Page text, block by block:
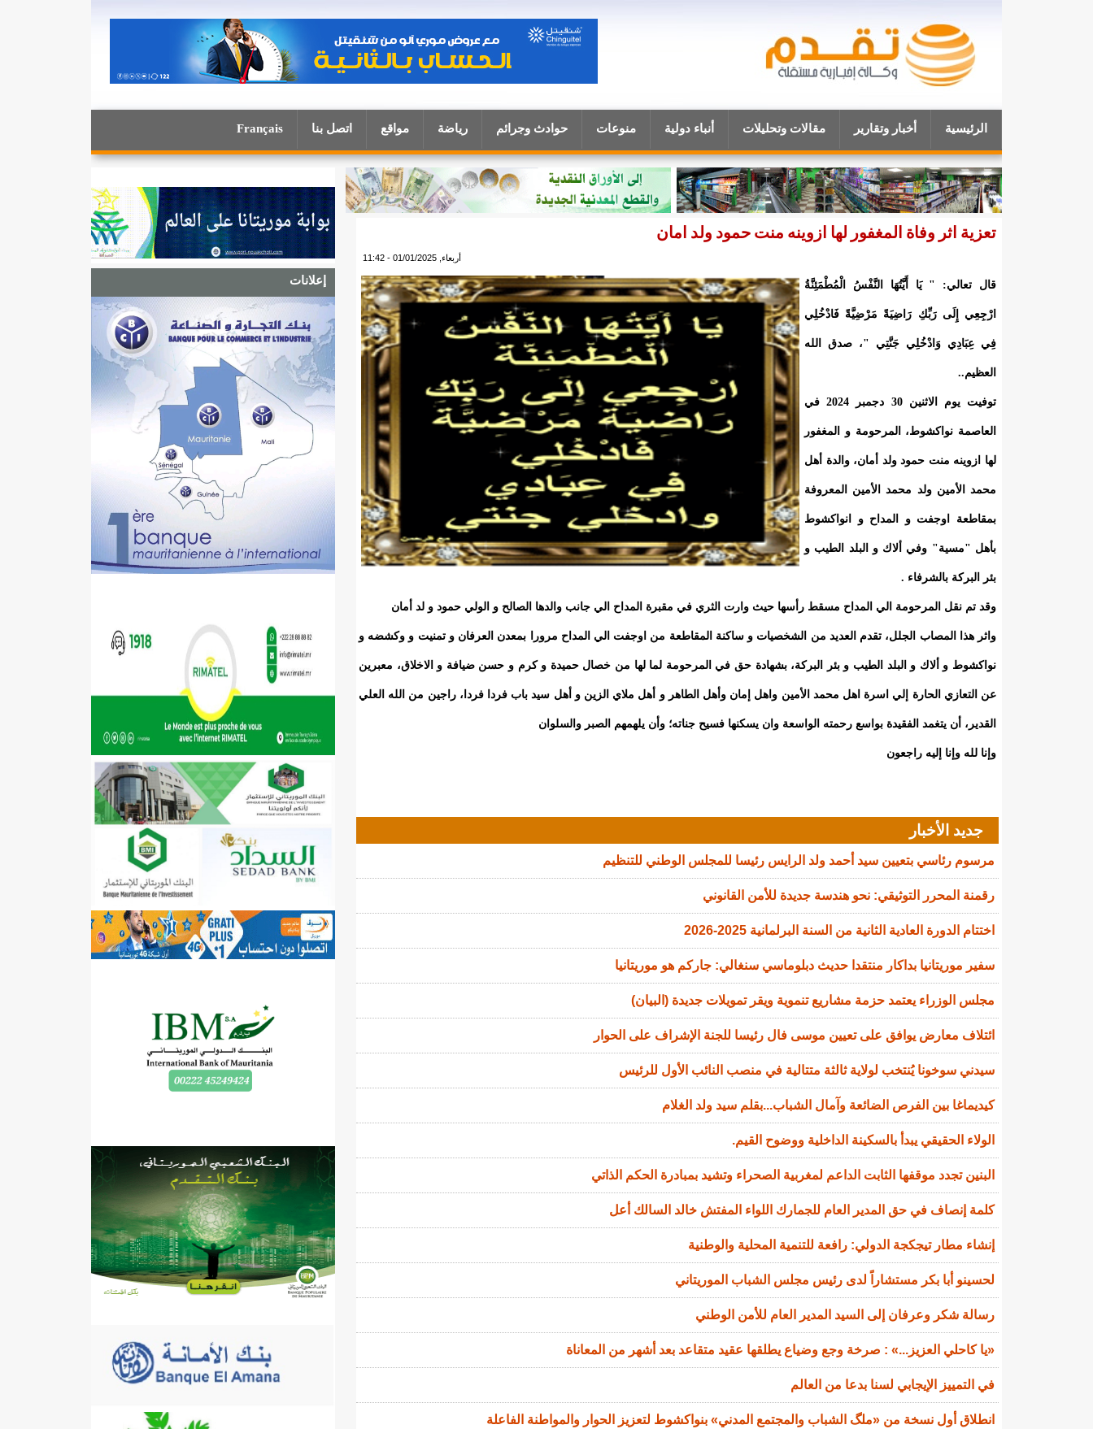
الرئيسية أخبار وتقارير مقالات وتحليلات أنباء دولية منوعات حوادث وجرائم رياضة مواقع اتصل بنا Français
إعلانات
تعزية اثر وفاة المغفور لها ازوينه منت حمود ولد امان
أربعاء, 01/01/2025 - 11:42
قال تعالي: " يَا أَيَّتُهَا النَّفْسُ الْمُطْمَئِنَّةُ
ارْجِعِي إِلَى رَبِّكِ رَاضِيَةً مَرْضِيَّةً فَادْخُلِي
فِي عِبَادِي وَادْخُلِي جَنَّتِي "، صدق الله
العظيم..
توفيت يوم الاثنين 30 دجمبر 2024 في
العاصمة نواكشوط، المرحومة و المغفور
لها ازوينه منت حمود ولد أمان، والدة أهل
محمد الأمين ولد محمد الأمين المعروفة
بمقاطعة اوجفت و المداح و انواكشوط
بأهل "مسية" وفي ألاك و البلد الطيب و
بئر البركة بالشرفاء .
وقد تم نقل المرحومة الي المداح مسقط رأسها حيث وارت الثري في مقبرة المداح الي جانب والدها الصالح و الولي حمود و لد أمان
واثر هذا المصاب الجلل، تقدم العديد من الشخصيات و ساكنة المقاطعة من اوجفت الي المداح مرورا بمعدن العرفان و تمنيت و وكشضه و
نواكشوط و ألاك و البلد الطيب و بئر البركة، بشهادة حق في المرحومة لما لها من خصال حميدة و كرم و حسن ضيافة و الاخلاق، معبرين
عن التعازي الحارة إلي اسرة اهل محمد الأمين واهل إمان وأهل الطاهر و أهل ملاي الزين و أهل سيد باب فردا فردا، راجين من الله العلي
القدير، أن يتغمد الفقيدة بواسع رحمته الواسعة وان يسكنها فسيح جناته؛ وأن يلهمهم الصبر والسلوان
وإنا لله وإنا إليه راجعون
جديد الأخبار
مرسوم رئاسي بتعيين سيد أحمد ولد الرايس رئيسا للمجلس الوطني للتنظيم
رقمنة المحرر التوثيقي: نحو هندسة جديدة للأمن القانوني
اختتام الدورة العادية الثانية من السنة البرلمانية 2025-2026
سفير موريتانيا بداكار منتقدا حديث دبلوماسي سنغالي: جاركم هو موريتانيا
مجلس الوزراء يعتمد حزمة مشاريع تنموية ويقر تمويلات جديدة (البيان)
ائتلاف معارض يوافق على تعيين موسى فال رئيسا للجنة الإشراف على الحوار
سيدني سوخونا يُنتخب لولاية ثالثة متتالية في منصب النائب الأول للرئيس
كيديماغا بين الفرص الضائعة وآمال الشباب...بقلم سيد ولد الغلام
الولاء الحقيقي يبدأ بالسكينة الداخلية ووضوح القيم.
البنين تجدد موقفها الثابت الداعم لمغربية الصحراء وتشيد بمبادرة الحكم الذاتي
كلمة إنصاف في حق المدير العام للجمارك اللواء المفتش خالد السالك أعل
إنشاء مطار تيجكجة الدولي: رافعة للتنمية المحلية والوطنية
لحسينو أبا بكر مستشاراً لدى رئيس مجلس الشباب الموريتاني
رسالة شكر وعرفان إلى السيد المدير العام للأمن الوطني
«يا كاحلي العزيز...» : صرخة وجع وضياع يطلقها عقيد متقاعد بعد أشهر من المعاناة
في التمييز الإيجابي لسنا بدعا من العالم
انطلاق أول نسخة من «ملگ الشباب والمجتمع المدني» بنواكشوط لتعزيز الحوار والمواطنة الفاعلة